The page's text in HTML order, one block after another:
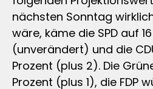
nächsten Sonntag
wäre, käme die SPD auf
(unverändert) und die
Prozent (plus 2). Die
Prozent (plus 1), die FDP